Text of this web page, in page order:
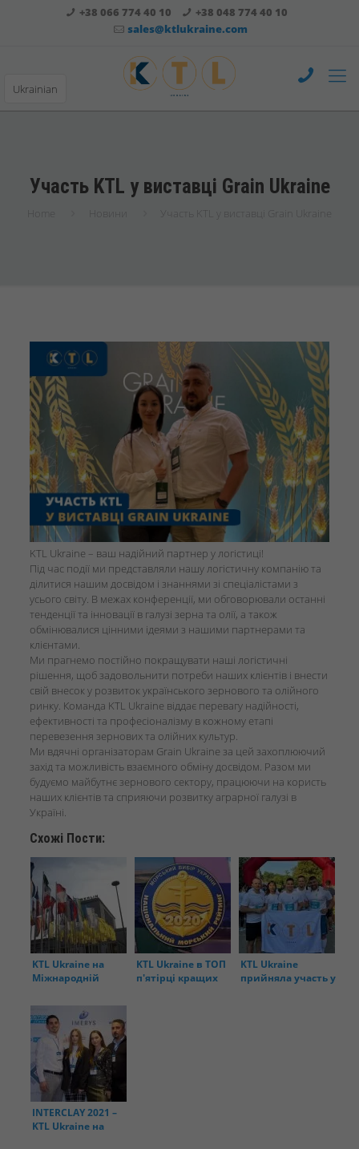
+38 066 774 40 10
+38 048 774 40 10
sales@ktlukraine.com
Ukrainian
Участь KTL у виставці Grain Ukraine
Home Новини Участь KTL у виставці Grain Ukraine
KTL Ukraine – ваш надійний партнер у логістиці!
Під час події ми представляли нашу логістичну компанію та
ділитися нашим досвідом і знаннями зі спеціалістами з
усього світу. В межах конференції, ми обговорювали останні
тенденції та інновації в галузі зерна та олії, а також
обмінювалися цінними ідеями з нашими партнерами та
клієнтами.
Ми прагнемо постійно покращувати наші логістичні
рішення, щоб задовольнити потреби наших клієнтів і внести
свій внесок у розвиток українського зернового та олійного
ринку. Команда KTL Ukraine віддає перевагу надійності,
ефективності та професіоналізму в кожному етапі
перевезення зернових та олійних культур.
Ми вдячні організаторам Grain Ukraine за цей захоплюючий
захід та можливість взаємного обміну досвідом. Разом ми
будуємо майбутнє зернового сектору, працюючи на користь
наших клієнтів та сприяючи розвитку аграрної галузі в
Україні.
Схожі Пости:
KTL Ukraine на
Міжнародній
KTL Ukraine в ТОП
п′ятірці кращих
KTL Ukraine
прийняла участь у
INTERCLAY 2021 –
KTL Ukraine на